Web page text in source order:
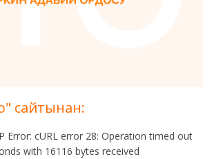
сайтынан:
Error: cURL error 28: Operation timed out
with 16116 bytes received